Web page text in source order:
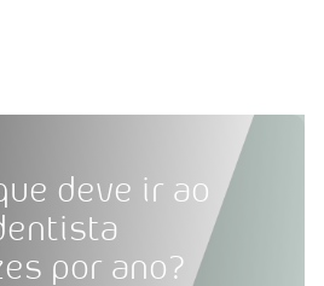
deve ir ao
por ano?